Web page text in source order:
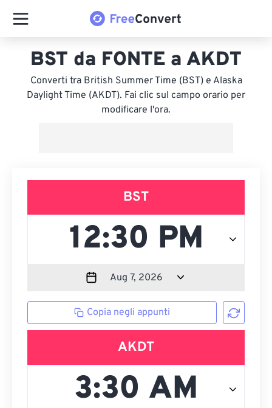
BST da FONTE a AKDT
Converti tra British Summer Time (BST) e Alaska
Daylight Time (AKDT). Fai clic sul campo orario per
modificare l'ora.
BST
Copia negli appunti
AKDT